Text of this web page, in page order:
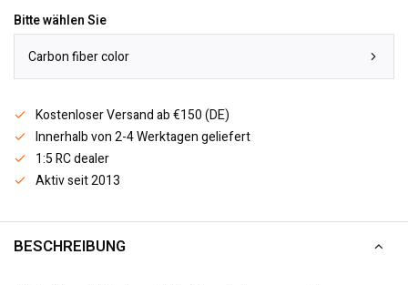
Bitte wählen Sie
Carbon fiber color
Kostenloser Versand ab €150 (DE)
Innerhalb von 2-4 Werktagen geliefert
1:5 RC dealer
Aktiv seit 2013
BESCHREIBUNG